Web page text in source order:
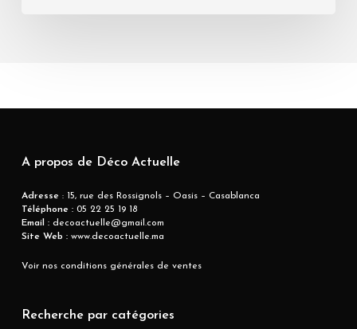
A propos de Déco Actuelle
Adresse : 15, rue des Rossignols – Oasis – Casablanca
Téléphone :05 22 25 19 18
Email :decoactuelle@gmail.com
Site Web :www.decoactuelle.ma
Voir nos conditions générales de ventes
Recherche par catégories